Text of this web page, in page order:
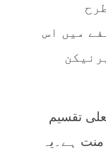
میں اس
تقسیم
ہے۔یہ